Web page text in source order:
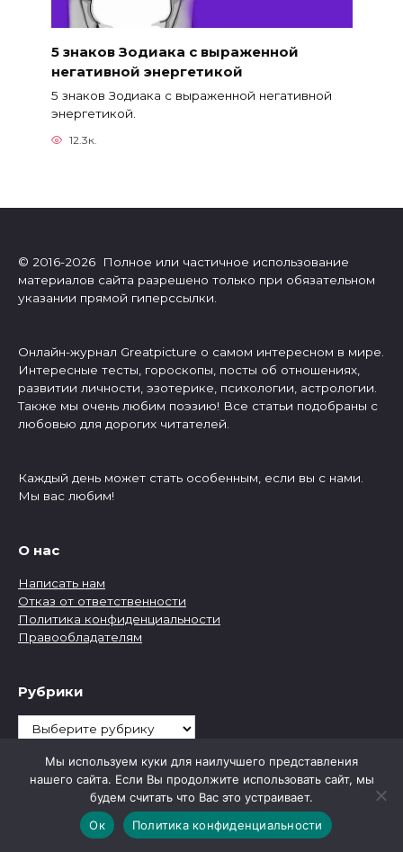
5 знаков Зодиака с выраженной
негативной энергетикой
5 знаков Зодиака с выраженной негативной
энергетикой.
12.3к.
© 2016-2026 Полное или частичное использование
материалов сайта разрешено только при обязательном
указании прямой гиперссылки.
Онлайн-журнал Greatpicture о самом интересном в мире.
Интересные тесты, гороскопы, посты об отношениях,
развитии личности, эзотерике, психологии, астрологии.
Также мы очень любим поэзию! Все статьи подобраны с
любовью для дорогих читателей.
Каждый день может стать особенным, если вы с нами.
Мы вас любим!
О нас
Написать нам
Отказ от ответственности
Политика конфиденциальности
Правообладателям
Рубрики
Рубрики
Мы используем куки для наилучшего представления
нашего сайта. Если Вы продолжите использовать сайт, мы
будем считать что Вас это устраивает.
Ок
Политика конфиденциальности